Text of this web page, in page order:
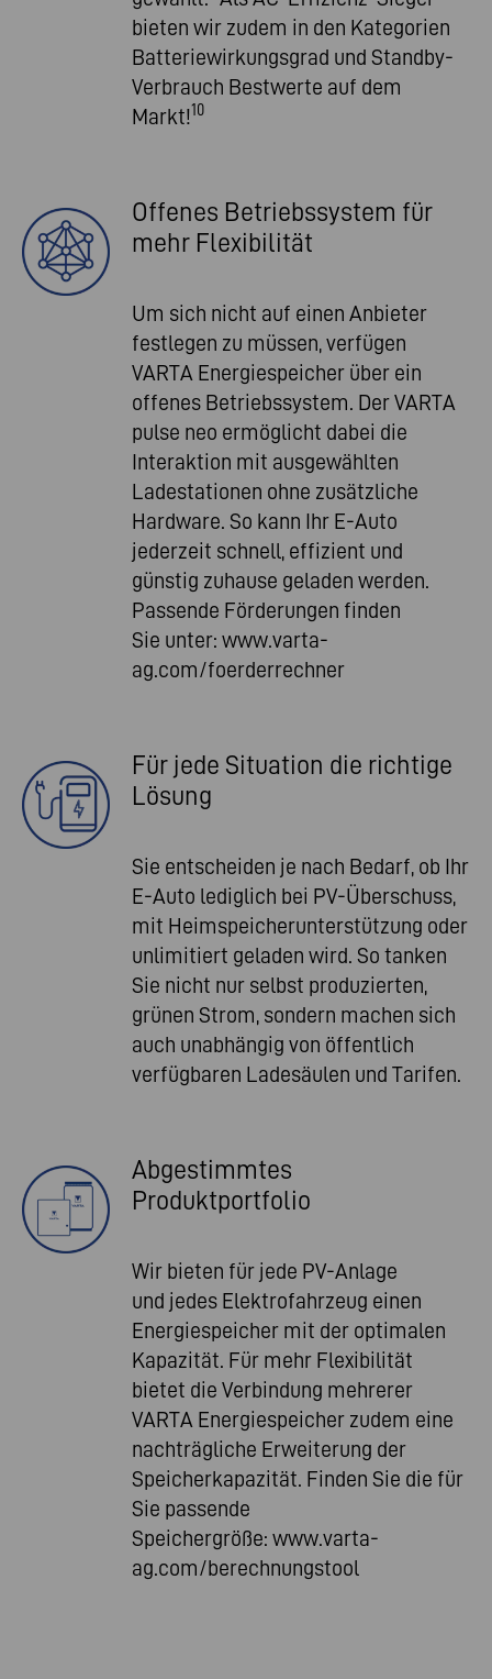
bieten wir zudem in den Kategorien
Batteriewirkungsgrad und Standby-
Verbrauch Bestwerte auf dem
Markt!10
Offenes Betriebssystem für
mehr Flexibilität
Um sich nicht auf einen Anbieter
festlegen zu müssen, verfügen
VARTA Energiespeicher über ein
offenes Betriebssystem. Der VARTA
pulse neo ermöglicht dabei die
Interaktion mit ausgewählten
Ladestationen ohne zusätzliche
Hardware. So kann Ihr E-Auto
jederzeit schnell, effizient und
günstig zuhause geladen werden.
Passende Förderungen finden
Sie unter: www.varta-
ag.com/foerderrechner
Für jede Situation die richtige
Lösung
Sie entscheiden je nach Bedarf, ob Ihr
E-Auto lediglich bei PV-Überschuss,
mit Heimspeicherunterstützung oder
unlimitiert geladen wird. So tanken
Sie nicht nur selbst produzierten,
grünen Strom, sondern machen sich
auch unabhängig von öffentlich
verfügbaren Ladesäulen und Tarifen.
Abgestimmtes
Produktportfolio
Wir bieten für jede PV-Anlage
und jedes Elektrofahrzeug einen
Energiespeicher mit der optimalen
Kapazität. Für mehr Flexibilität
bietet die Verbindung mehrerer
VARTA Energiespeicher zudem eine
nachträgliche Erweiterung der
Speicherkapazität. Finden Sie die für
Sie passende
Speichergröße: www.varta-
ag.com/berechnungstool